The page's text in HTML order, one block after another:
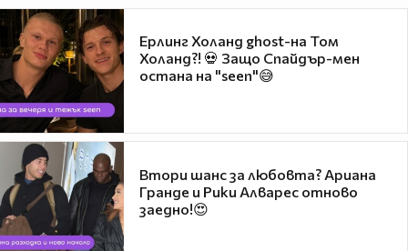
Ерлинг Холанд ghost-на Том
Холанд?! 💀 Защо Спайдър-мен
остана на "seen"😅
Втори шанс за любовта? Ариана
Гранде и Рики Алварес отново
заедно!😍